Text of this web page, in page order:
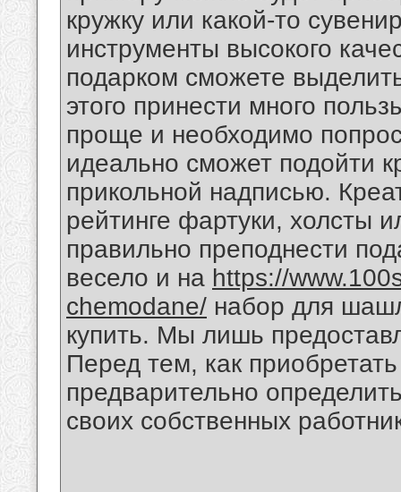
кружку или какой-то
инструменты высокого
подарком сможете
этого принести много
проще и необходимо
идеально сможет подойти
прикольной надписью.
рейтинге фартуки, холсты
правильно преподнести
весело и на https://
chemodane/ набор для
купить. Мы лишь
Перед тем, как
предварительно
своих собственных